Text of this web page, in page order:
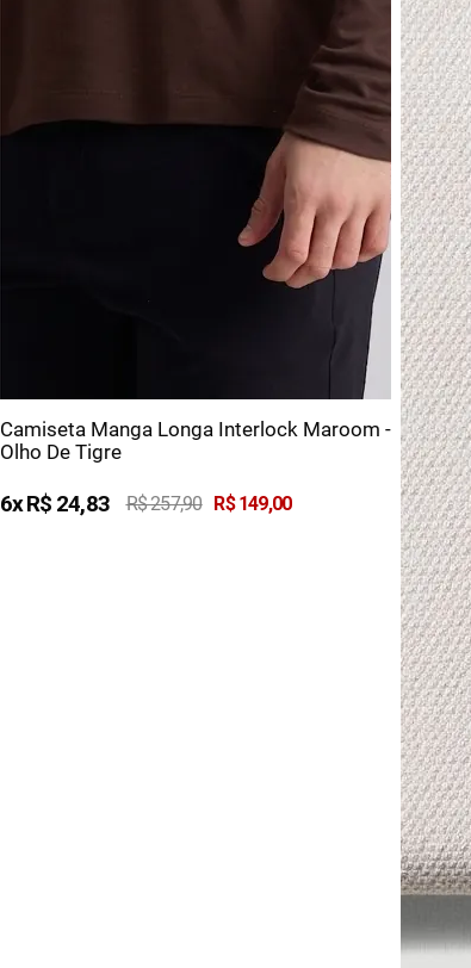
Camiseta Manga Longa Interlock Maroom -
Olho De Tigre
6 R$ 24,83 R$257,90 R$ 149,00